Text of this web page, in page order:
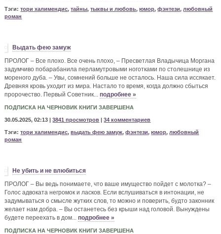
Тэги:тори халимендис,тайны,тыквы и любовь,юмор,фэнтези, любовный
роман
Выдать фею замуж
ПРОЛОГ – Все плохо. Все очень плохо, – Пресветлая Владычица Моргана
задумчиво побарабанила перламутровыми ноготками по столешнице из
мореного дуба. – Увы, сомнений больше не осталось. Наша сила иссякает.
Древняя кровь уходит из мира. Настало то время, когда должно сбыться
пророчество. Первый Советник...подробнее »
ПОДПИСКА НА ЧЕРНОВИК КНИГИ ЗАВЕРШЕНА
30.05.2025, 02:13 |3841 просмотров |34 комментариев
Тэги:тори халимендис,выдать фею замуж,фэнтези,юмор, любовный
роман
Не убить и не влюбиться
ПРОЛОГ – Вы ведь понимаете, что ваше имущество пойдет с молотка? –
Голос адвоката негромок и ласков. Если вслушиваться в интонации, не
задумываться о смысле жутких слов, то можно и поверить, будто законник
желает нам добра. – Вы останетесь без крыши над головой. Вынуждены
будете переехать в дом...подробнее »
ПОДПИСКА НА ЧЕРНОВИК КНИГИ ЗАВЕРШЕНА